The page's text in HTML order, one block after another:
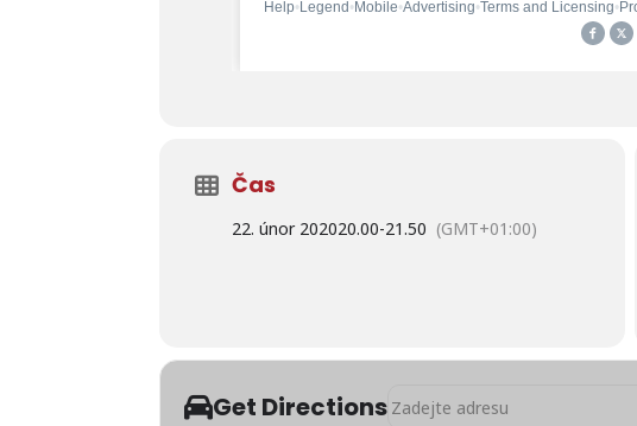
Čas
22. únor 202020.00-21.50 (GMT+01:00)
Get Directions Address - Příliš osobní známost []